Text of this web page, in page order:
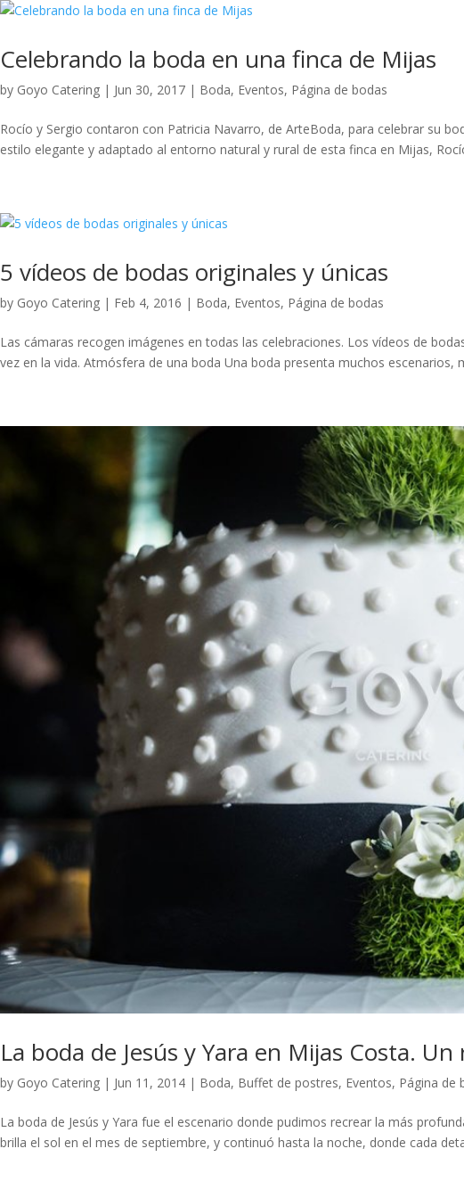
Celebrando la boda en una finca de Mijas
by Goyo Catering | Jun 30, 2017 | Boda, Eventos, Página de bodas
Rocío y Sergio contaron con Patricia Navarro, de ArteBoda, para celebrar su
estilo elegante y adaptado al entorno natural y rural de esta finca en Mijas,
5 vídeos de bodas originales y únicas
by Goyo Catering | Feb 4, 2016 | Boda, Eventos, Página de bodas
Las cámaras recogen imágenes en todas las celebraciones. Los vídeos de
vez en la vida. Atmósfera de una boda Una boda presenta muchos escenarios,
La boda de Jesús y Yara en Mijas Costa.
by Goyo Catering | Jun 11, 2014 | Boda, Buffet de postres, Eventos, Página de
La boda de Jesús y Yara fue el escenario donde pudimos recrear la más
brilla el sol en el mes de septiembre, y continuó hasta la noche, donde cada